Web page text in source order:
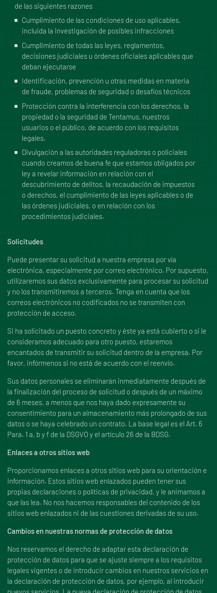
de las siguientes razones
Cumplimiento de las condiciones de uso aplicables,
incluida la investigación de posibles infracciones
Cumplimiento de todas las leyes, reglamentos,
decisiones judiciales u órdenes oficiales aplicables que
deban ejecutarse
Identificación, prevención u otras medidas en materia
de fraude, problemas de seguridad o desafíos técnicos
Protección contra la interferencia con los derechos, la
propiedad o la seguridad de Tentamus, nuestros
usuarios o el público, de acuerdo con los requisitos
legales.
Divulgación a las autoridades reguladoras o policiales
cuando creamos de buena fe que estamos obligados por
ley a revelar información en relación con el
descubrimiento de delitos, la recaudación de impuestos
o derechos, el cumplimiento de las leyes aplicables o de
las órdenes judiciales, o en relación con los
procedimientos judiciales.
Solicitudes
Puede presentar su solicitud a nuestra empresa por vía
electrónica, especialmente por correo electrónico. Por supuesto,
utilizaremos sus datos exclusivamente para procesar su solicitud
y no los transmitiremos a terceros. Tenga en cuenta que los
correos electrónicos no codificados no se transmiten con
protección de acceso.
Si ha solicitado un puesto concreto y éste ya está cubierto o si le
consideramos adecuado para otro puesto, estaremos
encantados de transmitir su solicitud dentro de la empresa. Por
favor, infórmenos si no está de acuerdo con el reenvío.
Sus datos personales se eliminarán inmediatamente después de
la finalización del proceso de solicitud o después de un máximo
de 6 meses, a menos que nos haya dado expresamente su
consentimiento para un almacenamiento más prolongado de sus
datos o se haya celebrado un contrato. La base legal es el Art. 6
Para. 1 a, b y f de la DSGVO y el artículo 26 de la BDSG.
Enlaces a otros sitios web
Proporcionamos enlaces a otros sitios web para su orientación e
información. Estos sitios web enlazados pueden tener sus
propias declaraciones o políticas de privacidad, y le animamos a
que las lea. No nos hacemos responsables del contenido de los
sitios web enlazados ni de las cuestiones derivadas de su uso.
Cambios en nuestras normas de protección de datos
Nos reservamos el derecho de adaptar esta declaración de
protección de datos para que se ajuste siempre a los requisitos
legales vigentes o de introducir cambios en nuestros servicios en
la declaración de protección de datos, por ejemplo, al introducir